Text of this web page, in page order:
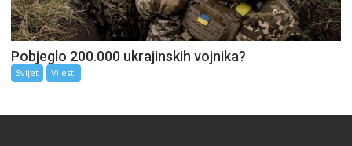
Pobjeglo 200.000 ukrajinskih vojnika?
Svijet Vijesti